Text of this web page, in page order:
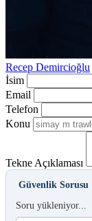
Recep Demircioğlu
İsim
Email
Telefon
Konu
Tekne Açıklaması
Güvenlik Sorusu
Soru yükleniyor...